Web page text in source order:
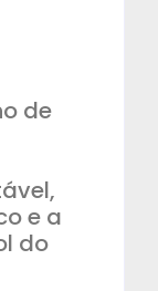
de
e a
do